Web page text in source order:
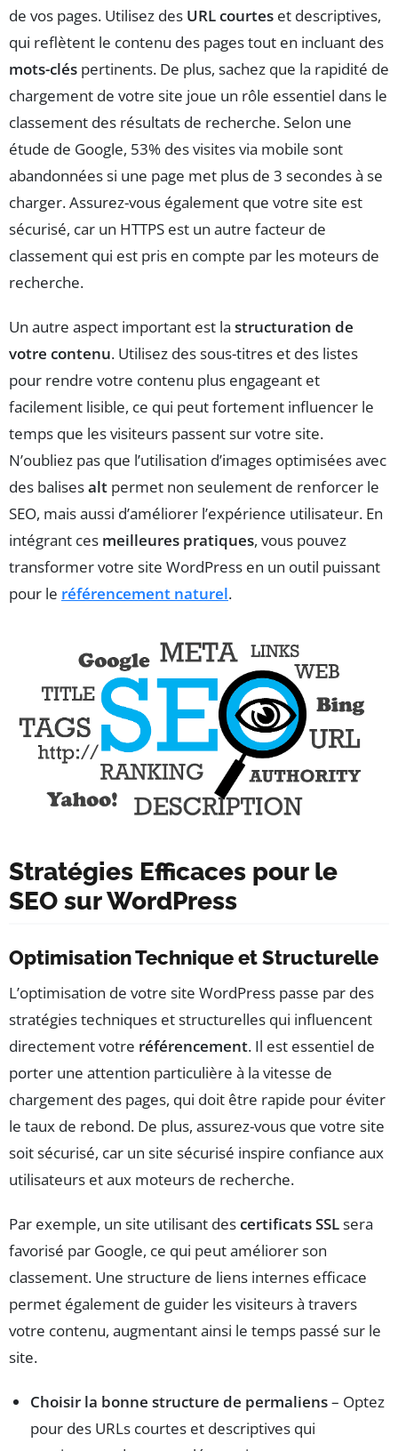
de vos pages. Utilisez des URL courtes et descriptives,
qui reflètent le contenu des pages tout en incluant des
mots-clés pertinents. De plus, sachez que la rapidité de
chargement de votre site joue un rôle essentiel dans le
classement des résultats de recherche. Selon une
étude de Google, 53% des visites via mobile sont
abandonnées si une page met plus de 3 secondes à se
charger. Assurez-vous également que votre site est
sécurisé, car un HTTPS est un autre facteur de
classement qui est pris en compte par les moteurs de
recherche.
Un autre aspect important est la structuration de
votre contenu. Utilisez des sous-titres et des listes
pour rendre votre contenu plus engageant et
facilement lisible, ce qui peut fortement influencer le
temps que les visiteurs passent sur votre site.
N’oubliez pas que l’utilisation d’images optimisées avec
des balisesalt permet non seulement de renforcer le
SEO, mais aussi d’améliorer l’expérience utilisateur. En
intégrant ces meilleures pratiques, vous pouvez
transformer votre site WordPress en un outil puissant
pour le référencement naturel.
Stratégies Efficaces pour le
SEO sur WordPress
Optimisation Technique et Structurelle
L’optimisation de votre site WordPress passe par des
stratégies techniques et structurelles qui influencent
directement votre référencement. Il est essentiel de
porter une attention particulière à la vitesse de
chargement des pages, qui doit être rapide pour éviter
le taux de rebond. De plus, assurez-vous que votre site
soit sécurisé, car un site sécurisé inspire confiance aux
utilisateurs et aux moteurs de recherche.
Par exemple, un site utilisant descertificats SSLsera
favorisé par Google, ce qui peut améliorer son
classement. Une structure de liens internes efficace
permet également de guider les visiteurs à travers
votre contenu, augmentant ainsi le temps passé sur le
site.
Choisir la bonne structure de permaliens– Optez
pour des URLs courtes et descriptives qui